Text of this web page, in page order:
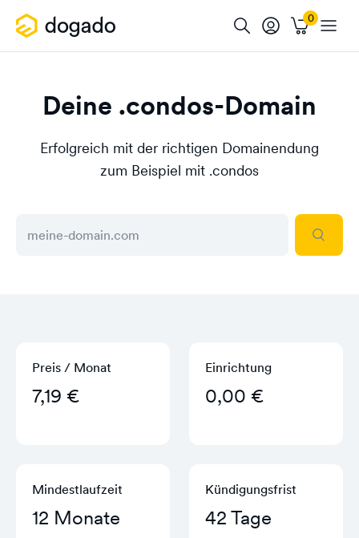
Deine .condos-Domain
Erfolgreich mit der richtigen Domainendung
zum Beispiel mit .condos
Preis / Monat
7,19 €
Einrichtung
0,00 €
Mindestlaufzeit
12 Monate
Kündigungs­frist
42 Tage